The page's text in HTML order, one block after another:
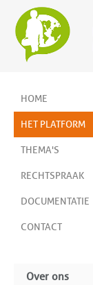
HOME
HET PLATFORM
THEMA'S
RECHTSPRAAK
DOCUMENTATIE
CONTACT
Over ons